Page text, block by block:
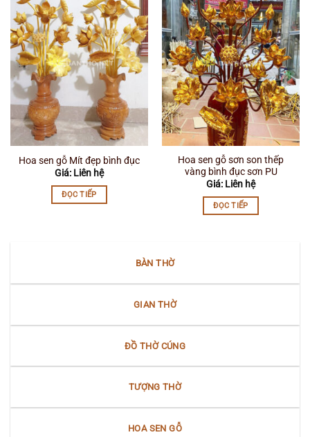
Hoa sen gỗ Mít đẹp bình đục
Giá: Liên hệ
ĐỌC TIẾP
Hoa sen gỗ sơn son thếp
vàng bình đục sơn PU
Giá: Liên hệ
ĐỌC TIẾP
BÀN THỜ
GIAN THỜ
ĐỒ THỜ CÚNG
TƯỢNG THỜ
HOA SEN GỖ